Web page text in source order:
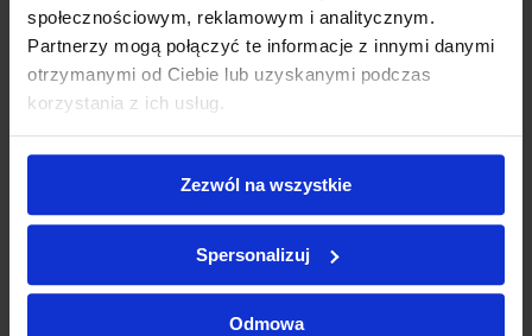
społecznościowym, reklamowym i analitycznym.
Partnerzy mogą połączyć te informacje z innymi danymi
otrzymanymi od Ciebie lub uzyskanymi podczas
korzystania z ich usług.
Zezwól na wszystkie
Spersonalizuj
Odmowa
Koszulka P-2
Wersja dla ratownika taktycznego (ale nie tylko) z napisem
"wszyscy muszą wrócić"
Druk bezpośredni polega na nadruku farby przez drukarkę DTG
bezpośrednio na tkaninie, co daje nam fotograficzną jakość
drukowanej aplikacji, przy bardzo dobrej odporności na pranie.